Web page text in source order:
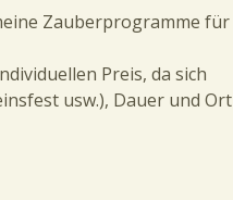
Zauberprogramme für
Preis, da sich
usw.), Dauer und Ort